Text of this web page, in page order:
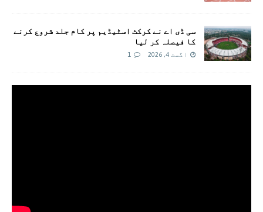
سی ڈی اے نے کرکٹ اسٹیڈیم پر کام جلد شروع کرنے
کا فیصلہ کر لیا
اگست 4, 2026 1